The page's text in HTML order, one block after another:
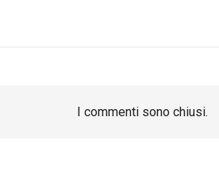
I commenti sono chiusi.